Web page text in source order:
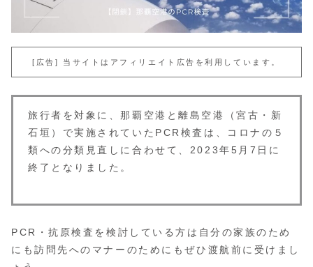
[広告] 当サイトはアフィリエイト広告を利用しています。
旅行者を対象に、那覇空港と離島空港（宮古・新
石垣）で実施されていたPCR検査は、コロナの５
類への分類見直しに合わせて、2023年5月7日に
終了となりました。
PCR・抗原検査を検討している方は自分の家族のため
にも訪問先へのマナーのためにもぜひ渡航前に受けまし